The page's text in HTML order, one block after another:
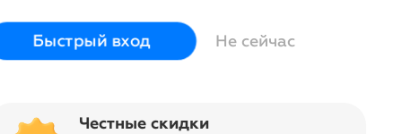
Честные скидки
Быстрый вход Не сейчас
достойна ли